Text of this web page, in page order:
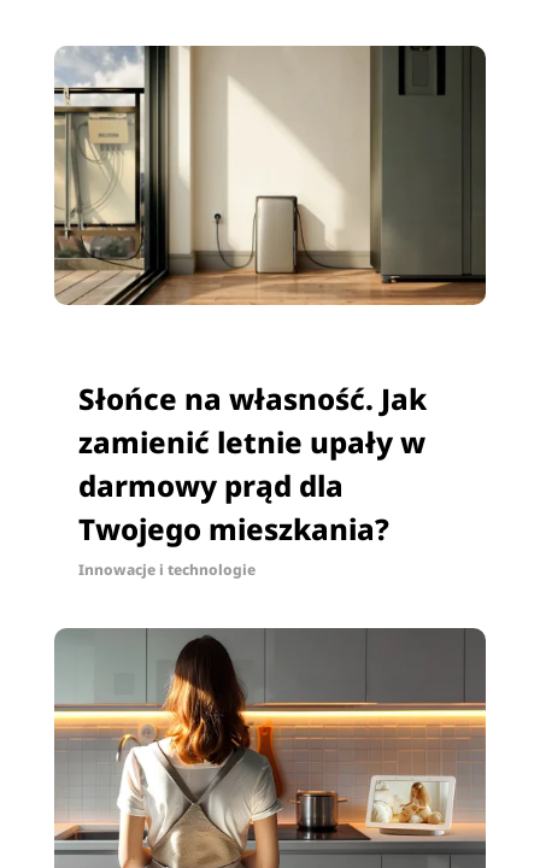
Słońce na własność. Jak
zamienić letnie upały w
darmowy prąd dla
Twojego mieszkania?
Innowacje i technologie